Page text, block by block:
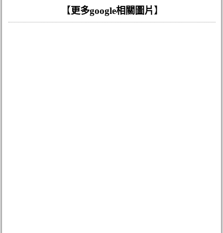
【 更多google相關圖片 】